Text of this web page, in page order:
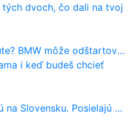
dvoch, čo dali na tvoj
môže odštartovať nový trend
i keď budeš chcieť
Posielajú už pokuty? Ukáže ich Waze?